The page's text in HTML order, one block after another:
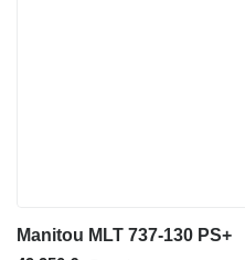
Manitou MLT 737-130 PS+